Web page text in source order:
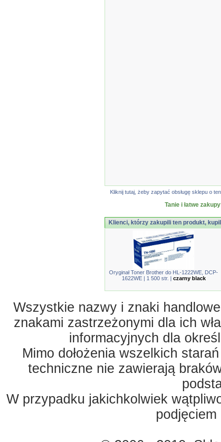
Kliknij tutaj, żeby zapytać obsługę sklepu o
Tanie i łatwe
Klienci, którzy zakupili ten produkt,
Oryginał Toner Brother do HL-1222WE, DCP-
1622WE | 1 500 str. | czarny black
Wszystkie nazwy i znaki
znakami zastrzeżonymi dla ich
informacyjnych dla
Mimo dołożenia wszelkich
techniczne nie zawierają
W przypadku jakichkolwiek